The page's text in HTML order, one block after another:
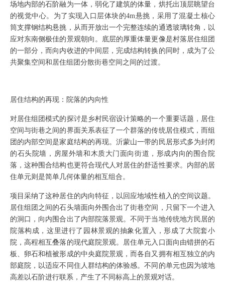
场地内部的石阶融为一体，弱化了建筑的体量，烘托出顶层眺望台
的视觉中心。为了实现入口层体块的4m悬挑，采用了混凝土核心
筒支撑钢结构悬挑，从而开放出一个完整连续的通透玻璃转角，以
应对东南侧极佳的景观朝向。底层的厚重体量更像是村落居住组团
的一部分，而向内收进的中间层，完成结构转换的同时，成为了公
共聚集空间和居住组团分散街巷空间之间的过渡。
居住结构的再现：院落的内向性
对居住组团模式的探讨是乡村民宿设计策略的一个重要话题，居住
空间与街巷之间的界面关系表征了一个群落的传统居住模式，而组
团的内部空间是家庭结构的再现。沂蒙山一带的民居形式多为封闭
的石头院墙，房屋外墙和木质大门面向街道，形成内向的围合院
落，这种围合结构也更符合现代人对居住的舒适性要求。内部的居
住单元则是简单几何体量的相互组合。
项目采纳了这种居住的内向特征，以回应地域性植入的空间议题。
居住组团之间的石头墙面向外围合出了街巷空间，只留下一个进入
的洞口，向内围合出了内部院落景观。不同于当地传统地方民居的
院落构成，这里进行了园林景观的抽象化置入，形成了大院套小
院，高程相互叠落的现代庭院景观。居住单元入口面向由错拼的石
板、卵石和植被形成的中央庭院景观，而各自又拥有相互独立的内
部庭院，以适应不同住人群结构的体验感。不同的单元也因为坡地
高差以石阶进行联系，产生了不同标高上的景观对话。